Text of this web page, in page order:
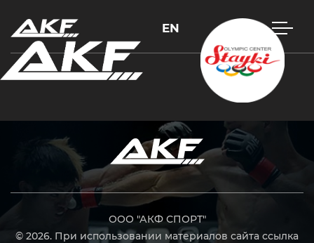
EN
ООО "АКФ СПОРТ"
© 2026. При использовании материалов сайта ссылка
Нажмите Enter для поиска или Esc, чтобы закрыть